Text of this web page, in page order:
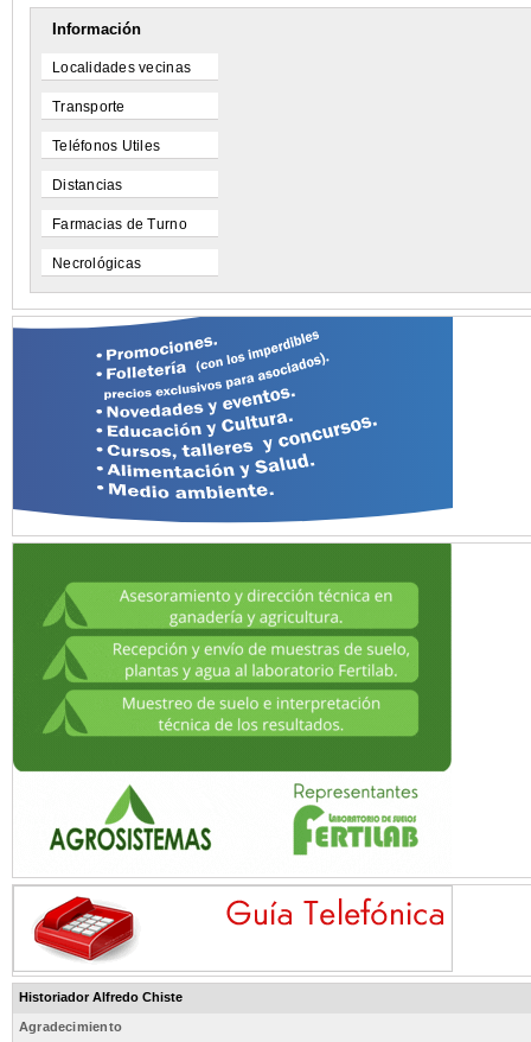
Información
Localidades vecinas
Transporte
Teléfonos Utiles
Distancias
Farmacias de Turno
Necrológicas
Historiador Alfredo Chiste
Agradecimiento